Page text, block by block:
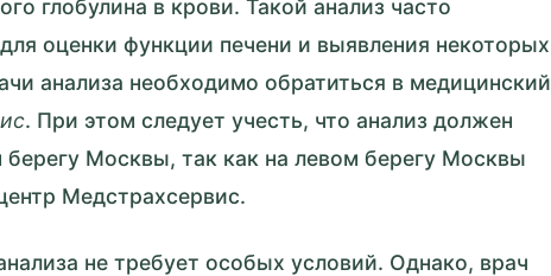
глобулина в крови. Такой анализ часто
оценки функции печени и выявления некоторых
анализа необходимо обратиться в медицинский
. При этом следует учесть, что анализ должен
Москвы, так как на левом берегу Москвы
Медстрахсервис.
не требует особых условий. Однако, врач